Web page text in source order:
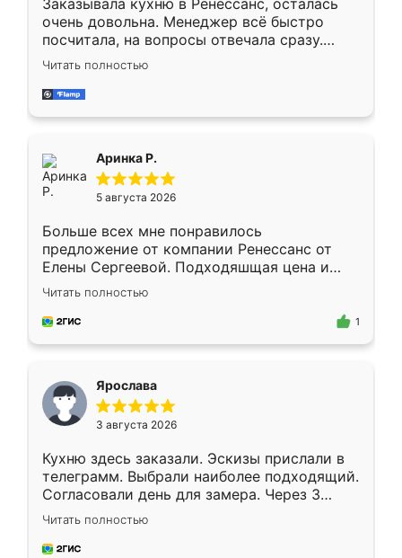
Заказывала кухню в Ренессанс, осталась
очень довольна. Менеджер всё быстро
посчитала, на вопросы отвечала сразу.
Замерщик приехал в субботу, подошёл к
делу со всей ответственностью. Собрали
за день, ребята работали аккуратно, даже
Читать полностью
Аринка Р.
5 августа 2026
Больше всех мне понравилось
предложение от компании Ренессанс от
Елены Сергеевой. Подходяшщая цена и
короткие сроки изготовления. Приехавший
для замера сотрудник Владислав
предложил по моему эскизу самый
Читать полностью
1
Ярослава
3 августа 2026
Кухню здесь заказали. Эскизы прислали в
телеграмм. Выбрали наиболее подходящий.
Согласовали день для замера. Через 3
недели кухня была уже готова. Остались
довольны работой. Спасибо Ренессанс
мебель за качественную работу!
Читать полностью